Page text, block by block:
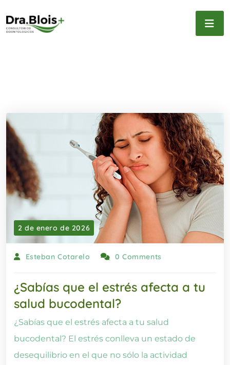
2 de enero de 2026
Esteban Cotarelo 0 Comments
¿Sabías que el estrés afecta a tu
salud bucodental?
¿Sabías que el estrés afecta a tu salud
bucodental? El estrés conlleva un estado de
desequilibrio en el que no sólo la actividad